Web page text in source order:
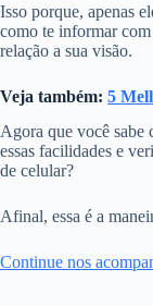
Isso porque, apenas
como te informar
relação a sua visão.
Veja também: 5
Agora que você sabe
essas facilidades e
de celular?
Afinal, essa é a
Continue nos